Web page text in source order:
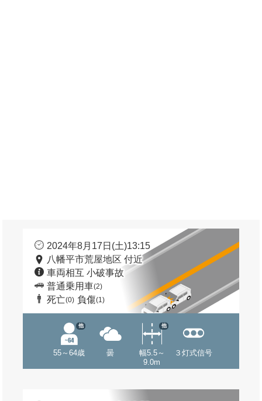
2024年8月17日(土)13:15
八幡平市荒屋地区 付近
車両相互 小破事故
普通乗用車(2)
死亡(0) 負傷(1)
55～64歳
他
曇
幅5.5～
9.0m
他
３灯式信号